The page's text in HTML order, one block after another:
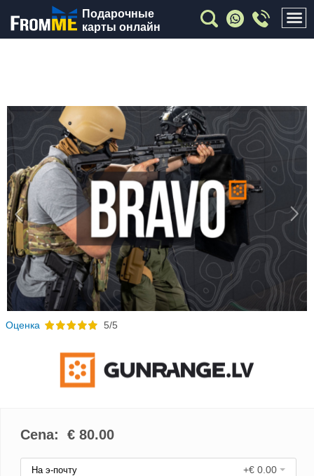
Подарочные
карты онлайн
Previous
Oценка 5/5
Cena: € 80.00
На э-почту +€ 0.00